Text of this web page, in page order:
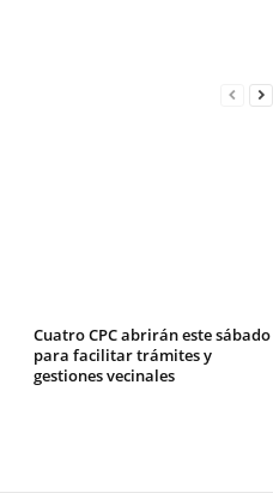
Cuatro CPC abrirán este sábado
para facilitar trámites y
gestiones vecinales